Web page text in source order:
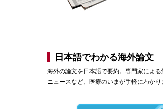
日本語でわかる海外論文
海外の論文を日本語で要約。専門家によ
ニュースなど、医療のいまが手軽にわかり